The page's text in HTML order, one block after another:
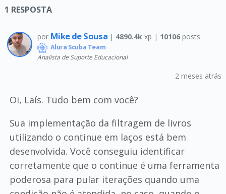
1 RESPOSTA
por Mike de Sousa | 4890.4kxp | 10106posts
Alura Scuba Team
Analista de Suporte Educacional
2 meses atrás
Oi, Laís. Tudo bem com você?
Sua implementação da filtragem de livros
utilizando o continue em laços está bem
desenvolvida. Você conseguiu identificar
corretamente que o continue é uma ferramenta
poderosa para pular iterações quando uma